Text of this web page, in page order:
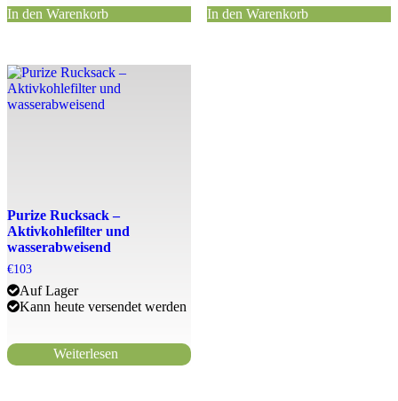
In den Warenkorb In den Warenkorb
Purize Rucksack –
Aktivkohlefilter und
wasserabweisend
€103
Auf Lager
Kann heute versendet werden
Weiterlesen